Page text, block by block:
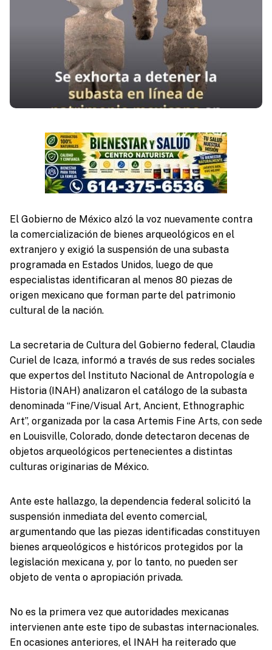
El Gobierno de México alzó la voz nuevamente contra
la comercialización de bienes arqueológicos en el
extranjero y exigió la suspensión de una subasta
programada en Estados Unidos, luego de que
especialistas identificaran al menos 80 piezas de
origen mexicano que forman parte del patrimonio
cultural de la nación.
La secretaria de Cultura del Gobierno federal, Claudia
Curiel de Icaza, informó a través de sus redes sociales
que expertos del Instituto Nacional de Antropología e
Historia (INAH) analizaron el catálogo de la subasta
denominada “Fine/Visual Art, Ancient, Ethnographic
Art”, organizada por la casa Artemis Fine Arts, con sede
en Louisville, Colorado, donde detectaron decenas de
objetos arqueológicos pertenecientes a distintas
culturas originarias de México.
Ante este hallazgo, la dependencia federal solicitó la
suspensión inmediata del evento comercial,
argumentando que las piezas identificadas constituyen
bienes arqueológicos e históricos protegidos por la
legislación mexicana y, por lo tanto, no pueden ser
objeto de venta o apropiación privada.
No es la primera vez que autoridades mexicanas
intervienen ante este tipo de subastas internacionales.
En ocasiones anteriores, el INAH ha reiterado que